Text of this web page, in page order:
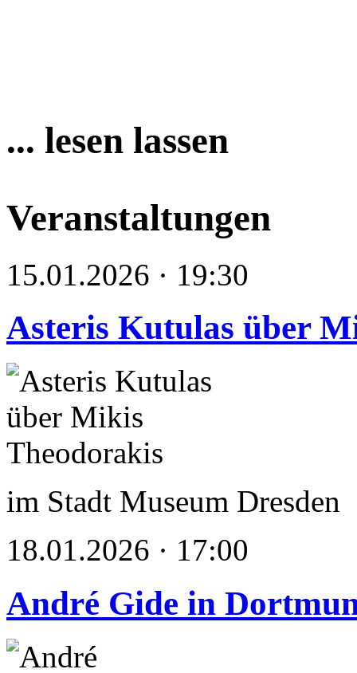
... lesen lassen
Veranstaltungen
15.01.2026 · 19:30
Asteris Kutulas über
im Stadt Museum Dresden
18.01.2026 · 17:00
André Gide in